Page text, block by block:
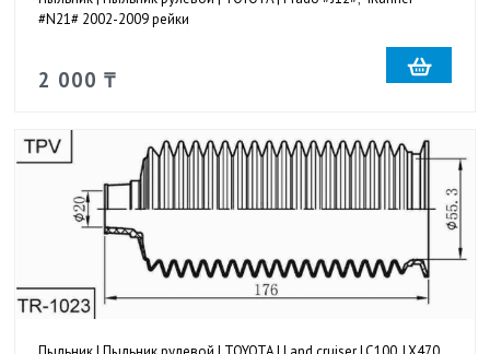
#N21# 2002-2009 рейки
2 000 ₸